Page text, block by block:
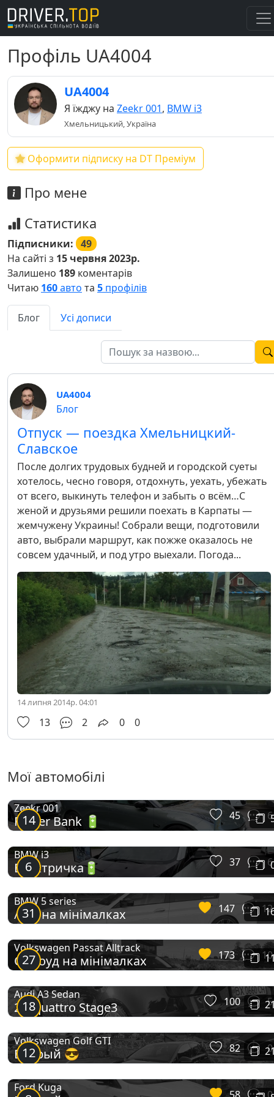
Профіль UA4004
UA4004
Я їжджу на Zeekr 001, BMW i3
Хмельницький, Україна
Оформити підписку на DT Преміум
Про мене
Статистика
Підписники: 49
На сайті з 15 червня 2023р.
Залишено 189 коментарів
Читаю 160авто та 5 профілів
Блог Усі дописи
UA4004
Блог
Отпуск — поездка Хмельницкий-
Славское
После долгих трудовых будней и городской суеты
хотелось, чесно говоря, отдохнуть, уехать, убежать
от всего, выкинуть телефон и забыть о всём…С
женой и друзьями решили поехать в Карпаты —
жемчужену Украины! Собрали вещи, подготовили
авто, выбрали маршрут, как пожже оказалось не
совсем удачный, и под утро выехали. Погода...
14 липня 2014р. 04:01
13 2 0 0
Мої автомобілі
14
Zeekr 001
Power Bank 🔋 45 6
6
BMW i3
Електричка🔋 37 6
31
BMW 5 series
///m на мінімалках 147 12
27
Volkswagen Passat Alltrack
Олроуд на мінімалках 173 10
18
Audi A3 Sedan
2.0 quattro Stage3 100 5
12
Volkswagen Golf GTI
Бодрый 😎 82 0
Ford Kuga